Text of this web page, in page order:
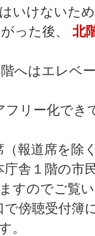
いけないた
った後、 北
はエレベー
フリー化でき
報道席を除
庁舎１階の市
すのでご覧
傍聴受付簿
。